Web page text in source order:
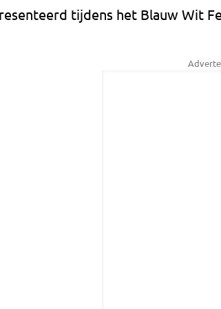
tijdens het Blauw Wit